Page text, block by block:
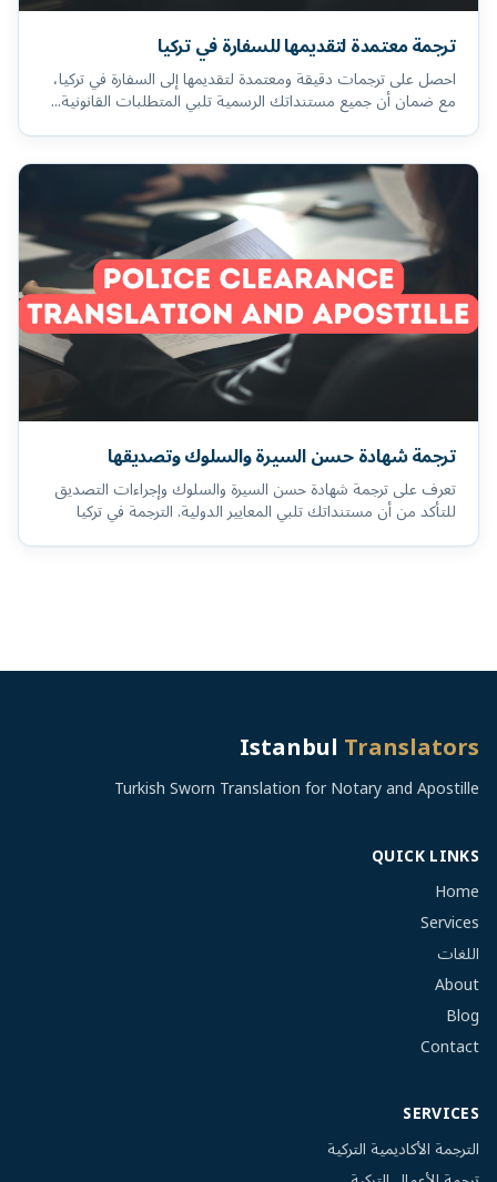
ترجمة معتمدة لتقديمها للسفارة في تركيا
احصل على ترجمات دقيقة ومعتمدة لتقديمها إلى السفارة في تركيا،
مع ضمان أن جميع مستنداتك الرسمية تلبي المتطلبات القانونية...
ترجمة شهادة حسن السيرة والسلوك وتصديقها
تعرف على ترجمة شهادة حسن السيرة والسلوك وإجراءات التصديق
للتأكد من أن مستنداتك تلبي المعايير الدولية. الترجمة في تركيا
IstanbulTranslators
Turkish Sworn Translation for Notary and Apostille
QUICK LINKS
Home
Services
اللغات
About
Blog
Contact
SERVICES
الترجمة الأكاديمية التركية